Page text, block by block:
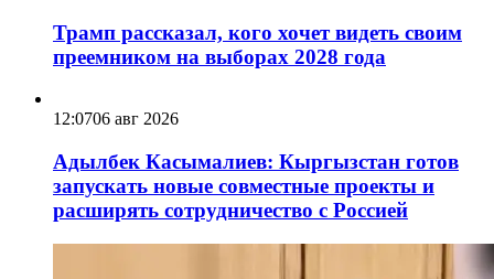
Трамп рассказал, кого хочет видеть своим
преемником на выборах 2028 года
12:0706 авг 2026
Адылбек Касымалиев: Кыргызстан готов
запускать новые совместные проекты и
расширять сотрудничество с Россией